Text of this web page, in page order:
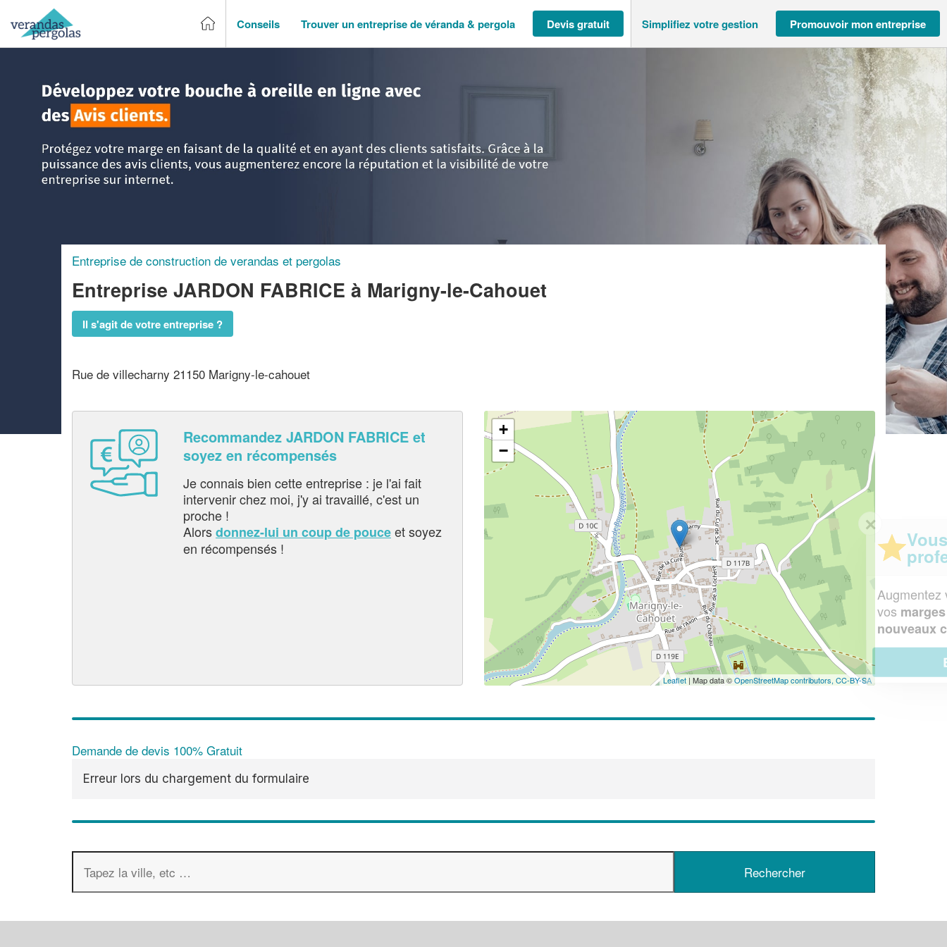
Conseils Trouver un entreprise de véranda & pergola Devis gratuit Simplifiez votre gestion Promouvoir mon entreprise
Entreprise de construction de verandas et pergolas
Entreprise JARDON FABRICE à Marigny-le-Cahouet
Il s'agit de votre entreprise ?
Rue de villecharny 21150 Marigny-le-cahouet
Recommandez JARDON FABRICE et
soyez en récompensés
Je connais bien cette entreprise : je l'ai fait
intervenir chez moi, j'y ai travaillé, c'est un
proche !
Alorsdonnez-lui un coup de pouceet soyez
en récompensés !
+
−
Leaflet | Map data ©OpenStreetMap contributors, CC-BY-SA
Demande de devis 100% Gratuit
Erreur lors du chargement du formulaire
✕
Vous êtes un
professionnel ?
Augmentez votre chiffre d'affaireset
vos
tout en gagnant de
nouveaux clients!
En savoir plus